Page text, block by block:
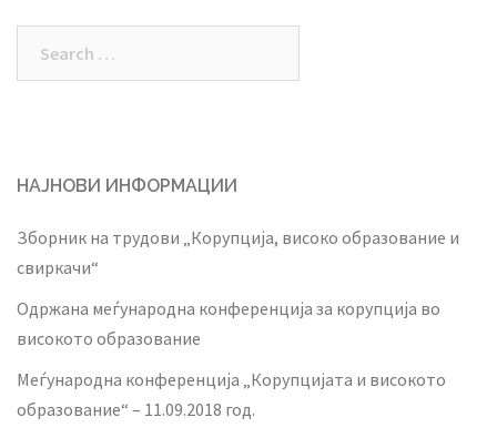
НАЈНОВИ ИНФОРМАЦИИ
Зборник на трудови „Корупција, високо образование и
свиркачи“
Одржана меѓународна конференција за корупција во
високото образование
Меѓународна конференција „Корупцијата и високото
образование“ – 11.09.2018 год.